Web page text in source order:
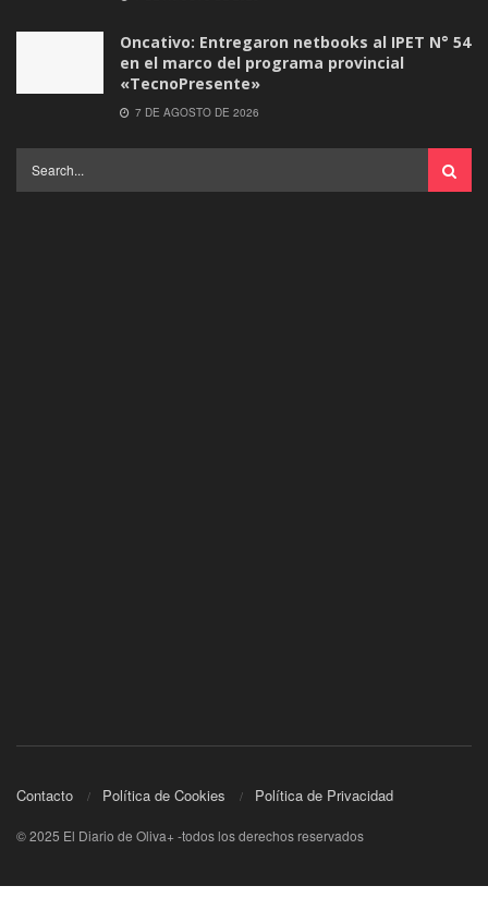
Oncativo: Entregaron netbooks al IPET N° 54
en el marco del programa provincial
«TecnoPresente»
7 DE AGOSTO DE 2026
Contacto Política de Cookies Política de Privacidad
© 2025 El Diario de Oliva+ -todos los derechos reservados